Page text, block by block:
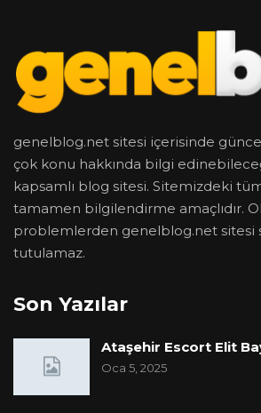
genelblog.net sitesi içerisinde
çok konu hakkında bilgi
kapsamlı blog sitesi. Sitemizdeki
tamamen bilgilendirme amaçlıdır.
problemlerden genelblog.net sitesi
tutulamaz.
Son Yazılar
Ataşehir Escort Elit
Oca 5, 2025